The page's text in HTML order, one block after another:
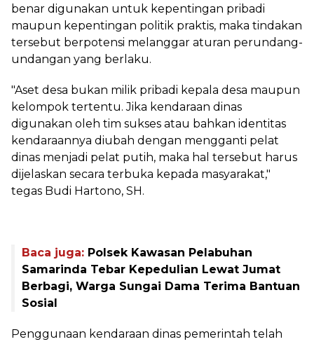
benar digunakan untuk kepentingan pribadi
maupun kepentingan politik praktis, maka tindakan
tersebut berpotensi melanggar aturan perundang-
undangan yang berlaku.
‎"Aset desa bukan milik pribadi kepala desa maupun
kelompok tertentu. Jika kendaraan dinas
digunakan oleh tim sukses atau bahkan identitas
kendaraannya diubah dengan mengganti pelat
dinas menjadi pelat putih, maka hal tersebut harus
dijelaskan secara terbuka kepada masyarakat,"
tegas Budi Hartono, SH.
Baca juga: Polsek Kawasan Pelabuhan
Samarinda Tebar Kepedulian Lewat Jumat
Berbagi, Warga Sungai Dama Terima Bantuan
Sosial
‎Penggunaan kendaraan dinas pemerintah telah